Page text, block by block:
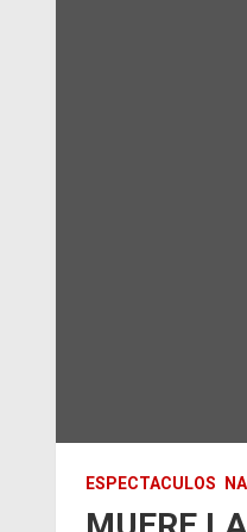
ESPECTACULOS